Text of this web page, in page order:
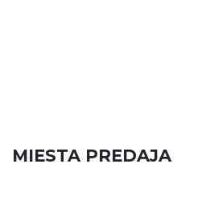
MIESTA PREDAJA